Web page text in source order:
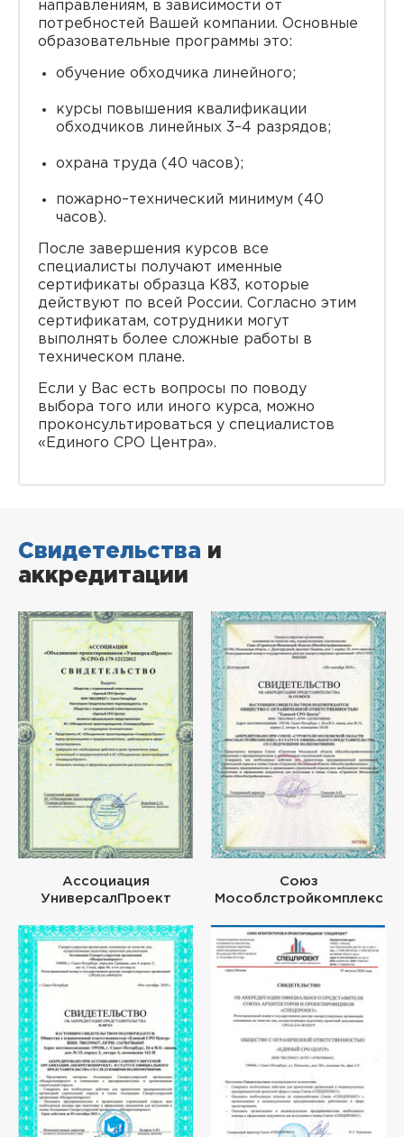
направлениям, в зависимости от
потребностей Вашей компании. Основные
образовательные программы это:
обучение обходчика линейного;
курсы повышения квалификации
обходчиков линейных 3–4 разрядов;
охрана труда (40 часов);
пожарно–технический минимум (40
часов).
После завершения курсов все
специалисты получают именные
сертификаты образца K83, которые
действуют по всей России. Согласно этим
сертификатам, сотрудники могут
выполнять более сложные работы в
техническом плане.
Если у Вас есть вопросы по поводу
выбора того или иного курса, можно
проконсультироваться у специалистов
«Единого СРО Центра».
Свидетельства и
аккредитации
Ассоциация
УниверсалПроект
Союз
Мособлстройкомплекс